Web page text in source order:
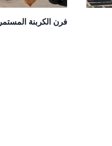
فرن الكربنة المستمر